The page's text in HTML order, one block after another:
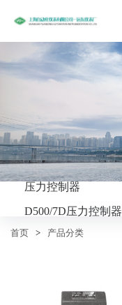
压力控制器
D500/7D压力控制器
首页 > 产品分类